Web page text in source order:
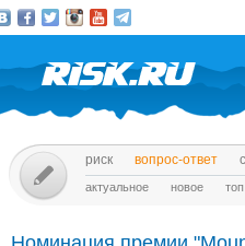
риск вопрос-ответ
актуальное новое топ